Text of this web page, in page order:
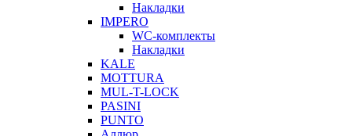
Накладки
IMPERO
WC-комплекты
Накладки
KALE
MOTTURA
MUL-T-LOCK
PASINI
PUNTO